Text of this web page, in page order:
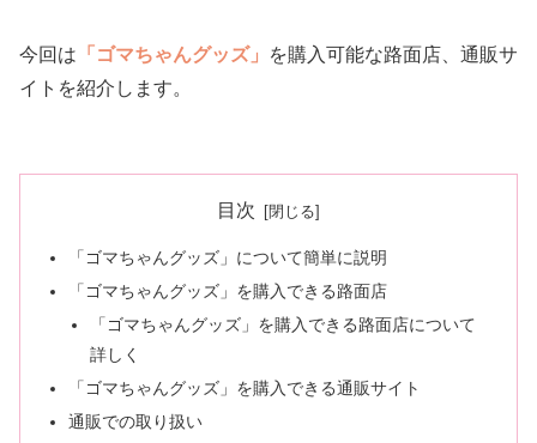
今回は 「ゴマちゃんグッズ」
を購入可能な路面店、通販サ
イトを紹介します。
目次
「ゴマちゃんグッズ」について簡単に説明
「ゴマちゃんグッズ」を購入できる路面店
「ゴマちゃんグッズ」を購入できる路面店について
詳しく
「ゴマちゃんグッズ」を購入できる通販サイト
通販での取り扱い